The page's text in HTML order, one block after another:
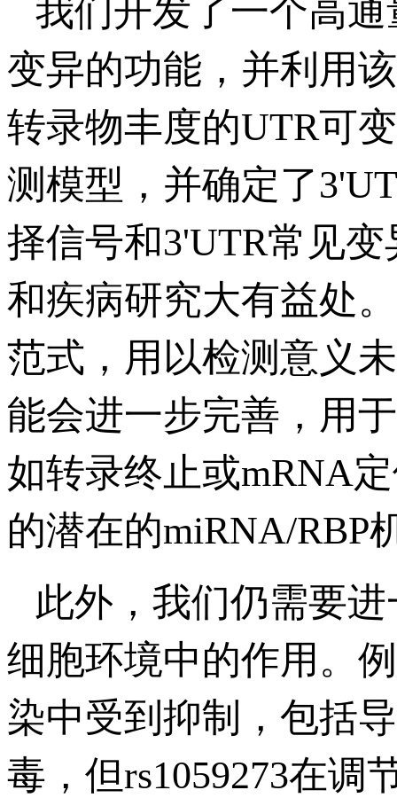
我们开发了一个高
变异的功能，并利用
转录物丰度的UTR可
测模型，并确定了
择信号和3'UTR常见
和疾病研究大有益处
范式，用以检测意义
能会进一步完善，用
如转录终止或mRNA
的潜在的miRNA/RBP
此外，我们仍需要
细胞环境中的作用。
染中受到抑制，包括
毒，但rs1059273在调